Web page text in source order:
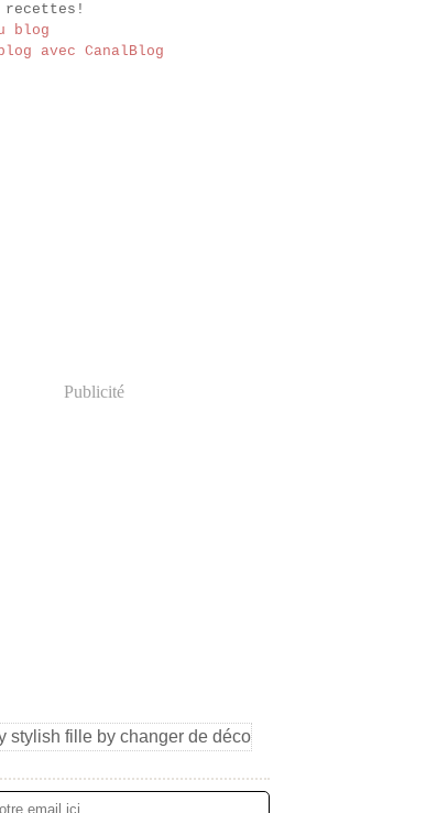
recettes!
blog
avec CanalBlog
Publicité